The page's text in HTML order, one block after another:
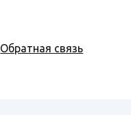
Обратная связь